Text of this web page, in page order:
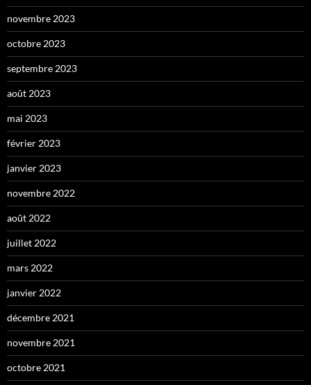
novembre 2023
octobre 2023
septembre 2023
août 2023
mai 2023
février 2023
janvier 2023
novembre 2022
août 2022
juillet 2022
mars 2022
janvier 2022
décembre 2021
novembre 2021
octobre 2021